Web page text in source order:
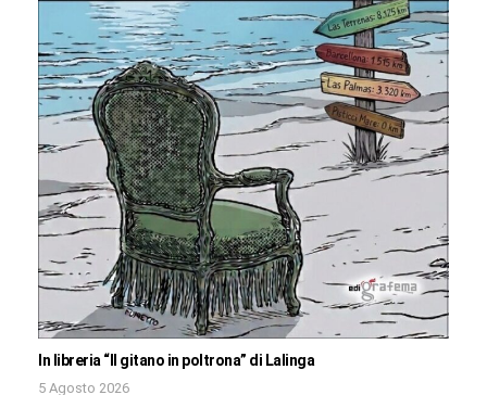
In libreria “Il gitano in poltrona” di Lalinga
5 Agosto 2026